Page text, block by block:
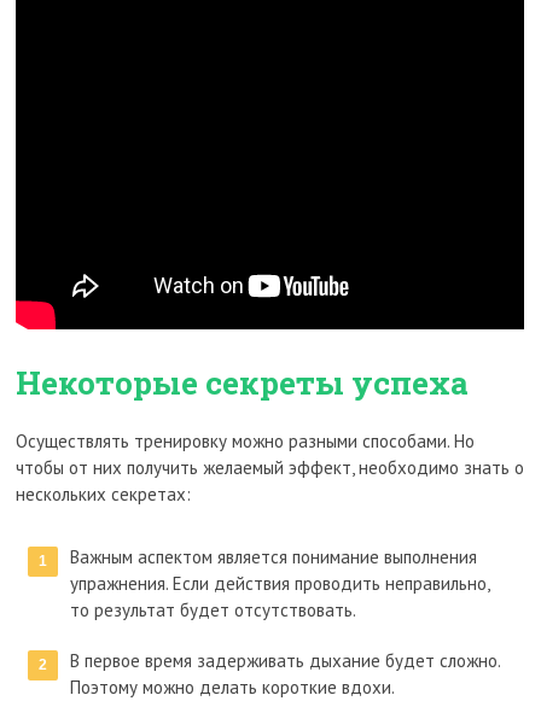
Некоторые секреты успеха
Осуществлять тренировку можно разными способами. Но
чтобы от них получить желаемый эффект, необходимо знать о
нескольких секретах:
Важным аспектом является понимание выполнения
упражнения. Если действия проводить неправильно,
то результат будет отсутствовать.
В первое время задерживать дыхание будет сложно.
Поэтому можно делать короткие вдохи.